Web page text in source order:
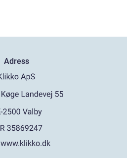
Adress
www.klikko.dk